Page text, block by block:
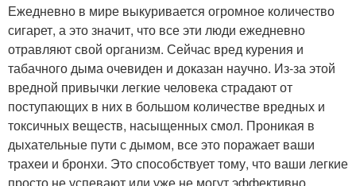
Ежедневно в мире выкуривается огромное количество
сигарет, а это значит, что все эти люди ежедневно
отравляют свой организм. Сейчас вред курения и
табачного дыма очевиден и доказан научно. Из-за этой
вредной привычки легкие человека страдают от
поступающих в них в большом количестве вредных и
токсичных веществ, насыщенных смол. Проникая в
дыхательные пути с дымом, все это поражает ваши
трахеи и бронхи. Это способствует тому, что ваши легкие
просто не успевают или уже не могут эффективно